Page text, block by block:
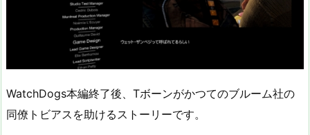
WatchDogs本編終了後、Tボーンがかつてのブルーム社の
同僚トビアスを助けるストーリーです。